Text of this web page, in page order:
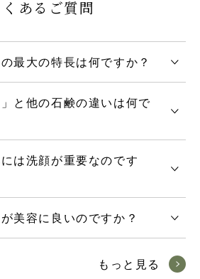
くあるご質問
最大の特長は何ですか？
」と他の石鹸の違いは何で
は洗顔が重要なのです
美容に良いのですか？
もっと見る